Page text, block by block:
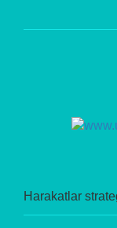
Harakatlar